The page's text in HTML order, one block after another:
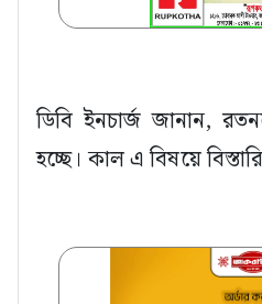
ডিবি ইনচার্জ জানান,
হচ্ছে। কাল এ বিষয়ে